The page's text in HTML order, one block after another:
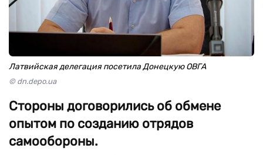
Латвийская делегация посетила Донецкую ОВГА
© dn.depo.ua
Стороны договорились об обмене
опытом по созданию отрядов
самообороны.